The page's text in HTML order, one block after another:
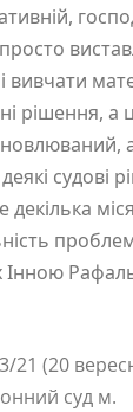
рішення, а
судові
декілька
Інною
(20
суд м.